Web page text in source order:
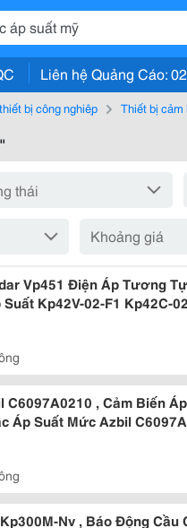
Liên hệ Quảng Cáo:
bị công nghiệp Thiết bị cảm
Khoảng giá
Vp451 Điện Áp Tương
Kp42V-02-F1 Kp42C-
Suất Kp46C-02-F1 Công
Điều Khiển Khí Nén
C6097A0210 , Cảm Biến
Áp Suất Mức Azbil
Nv , Báo Động Cầu